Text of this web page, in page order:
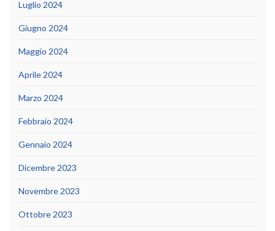
Luglio 2024
Giugno 2024
Maggio 2024
Aprile 2024
Marzo 2024
Febbraio 2024
Gennaio 2024
Dicembre 2023
Novembre 2023
Ottobre 2023